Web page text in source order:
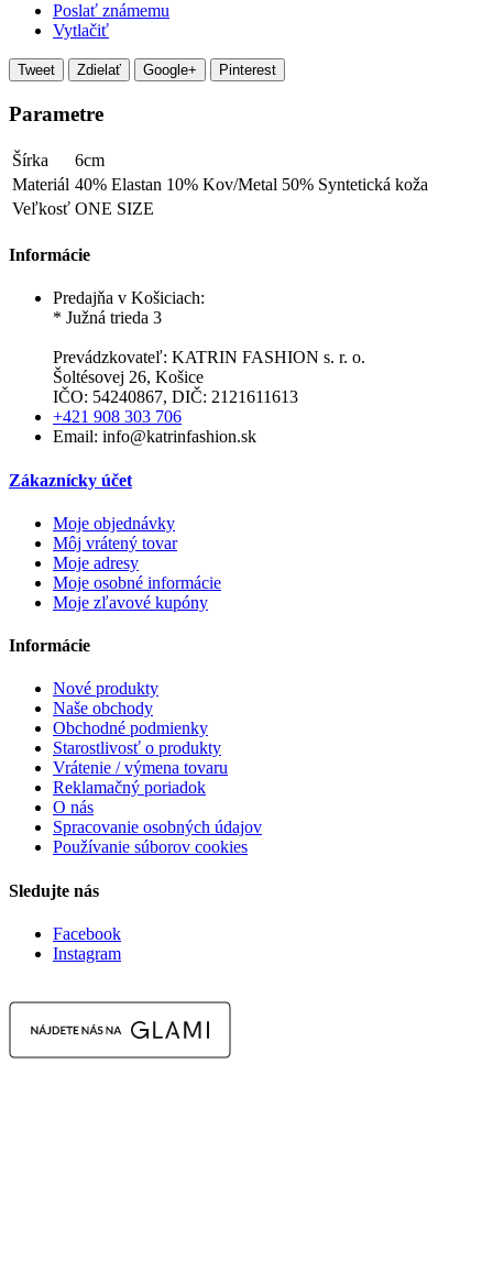
Poslať známemu
Vytlačiť
Tweet Zdielať Google+ Pinterest
Parametre
Šírka
6cm
Materiál 40% Elastan 10% Kov/Metal 50% Syntetická koža
Veľkosť ONE SIZE
Informácie
Predajňa v Košiciach:
* Južná trieda 3
Prevádzkovateľ: KATRIN FASHION s. r. o.
Šoltésovej 26, Košice
IČO: 54240867, DIČ: 2121611613
+421 908 303 706
Email: info@katrinfashion.sk
Zákaznícky účet
Moje objednávky
Môj vrátený tovar
Moje adresy
Moje osobné informácie
Moje zľavové kupóny
Informácie
Nové produkty
Naše obchody
Obchodné podmienky
Starostlivosť o produkty
Vrátenie / výmena tovaru
Reklamačný poriadok
O nás
Spracovanie osobných údajov
Používanie súborov cookies
Sledujte nás
Facebook
Instagram